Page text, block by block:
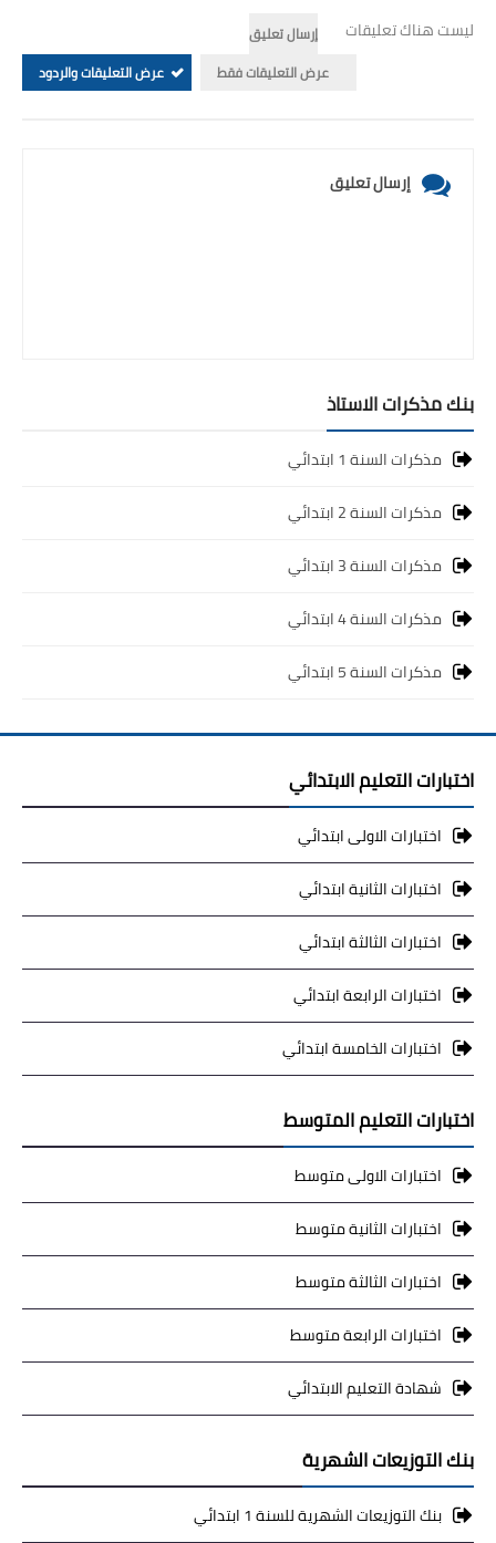
ليست هناك تعليقات
إرسال تعليق
عرض التعليقات فقط
عرض التعليقات والردود
إرسال تعليق
بنك مذكرات الاستاذ
مذكرات السنة 1 ابتدائي
مذكرات السنة 2 ابتدائي
مذكرات السنة 3 ابتدائي
مذكرات السنة 4 ابتدائي
مذكرات السنة 5 ابتدائي
اختبارات التعليم الابتدائي
اختبارات الاولى ابتدائي
اختبارات الثانية ابتدائي
اختبارات الثالثة ابتدائي
اختبارات الرابعة ابتدائي
اختبارات الخامسة ابتدائي
اختبارات التعليم المتوسط
اختبارات الاولى متوسط
اختبارات الثانية متوسط
اختبارات الثالثة متوسط
اختبارات الرابعة متوسط
شهادة التعليم الابتدائي
بنك التوزيعات الشهرية
بنك التوزيعات الشهرية للسنة 1 ابتدائي